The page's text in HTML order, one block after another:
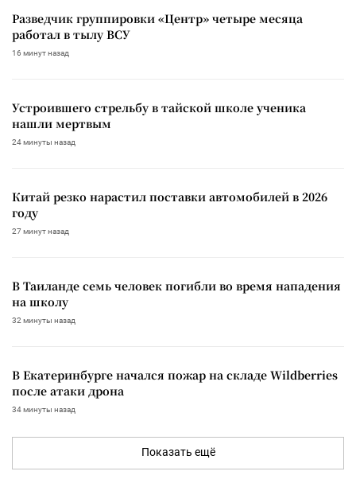
Разведчик группировки «Центр» четыре месяца
работал в тылу ВСУ
16 минут назад
Устроившего стрельбу в тайской школе ученика
нашли мертвым
24 минуты назад
Китай резко нарастил поставки автомобилей в 2026
году
27 минут назад
В Таиланде семь человек погибли во время нападения
на школу
32 минуты назад
В Екатеринбурге начался пожар на складе Wildberries
после атаки дрона
34 минуты назад
Показать ещё